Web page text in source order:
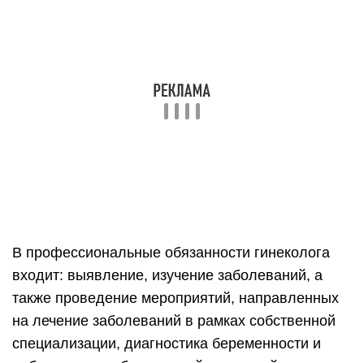
В профессиональные обязанности гинеколога
входит: выявление, изучение заболеваний, а
также проведение мероприятий, направленных
на лечение заболеваний в рамках собственной
специализации, диагностика беременности и